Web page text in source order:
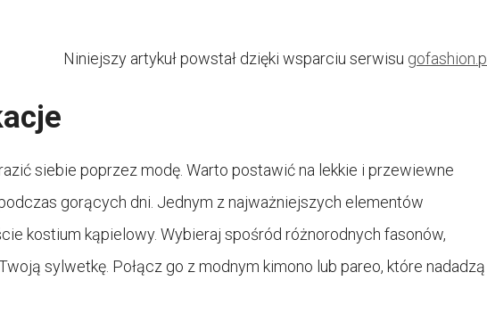
Niniejszy artykuł powstał dzięki wsparciu serwisu gofashion.pl
siebie poprzez modę. Warto postawić na lekkie i przewiewne
gorących dni. Jednym z najważniejszych elementów
kostium kąpielowy. Wybieraj spośród różnorodnych fasonów,
sylwetkę. Połącz go z modnym kimono lub pareo, które nadadzą